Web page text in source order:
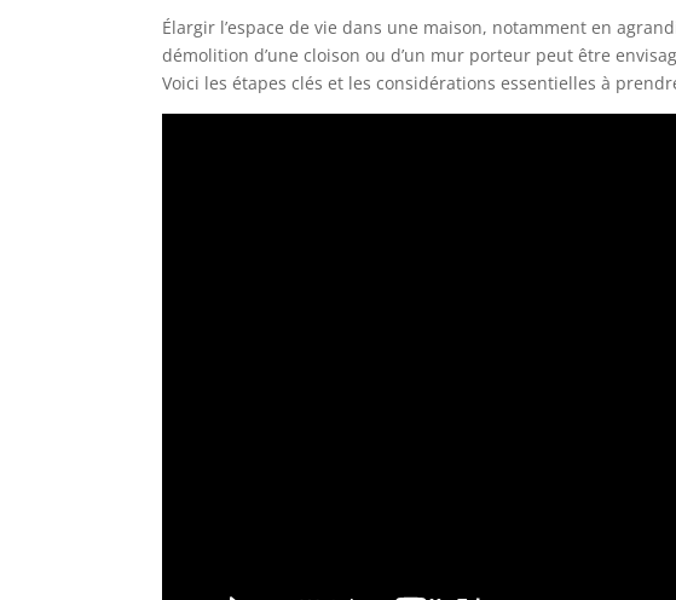
Élargir l’espace de vie dans une maison, notamment en
démolition d’une cloison ou d’un mur porteur peut être
Voici les étapes clés et les considérations essentielles à